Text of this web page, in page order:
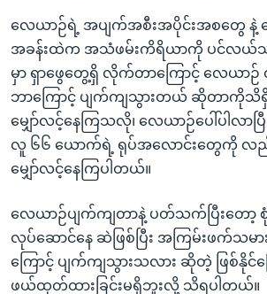
လေယာဉ်ရဲ့ အပျက်အစီးအပိုင်းအစတွေ နဲ့
အခန်းထဲက အသံဖမ်းကိရိယာကို ပင်လယ်သမုဒ္
မှာ ရှာဖွေတွေ့ရှိ လိုက်တာကြောင့် လေယာဉ်
ဘာကြောင့် ပျက်ကျသွားတယ် ဆိုတာကို
မျှော်လင့်နေကြသလို၊ လေယာဉ်ပေါ်ပါလာပ
လူ ၆၆ ယောက်ရဲ့ ရုပ်အလောင်းတွေကို လ
မျှော်လင့်နေကြပါတယ်။
လေယာဉ်ပျက်ကျတာနဲ့ ပတ်သက်ပြီးတော့
လုပ်ဆောင်နေ ဆဲဖြစ်ပြီး အကြမ်းဖက်သ
ကြောင့် ပျက်ကျသွားသလား ဆိုတဲ့ ဖြစ်နိုင်
ဖယ်ထုတ်ထားခြင်းမရှိဘူးလို့ သိရပါတယ်။